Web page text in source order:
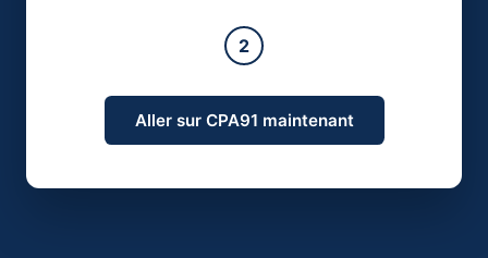
2
Aller sur CPA91 maintenant